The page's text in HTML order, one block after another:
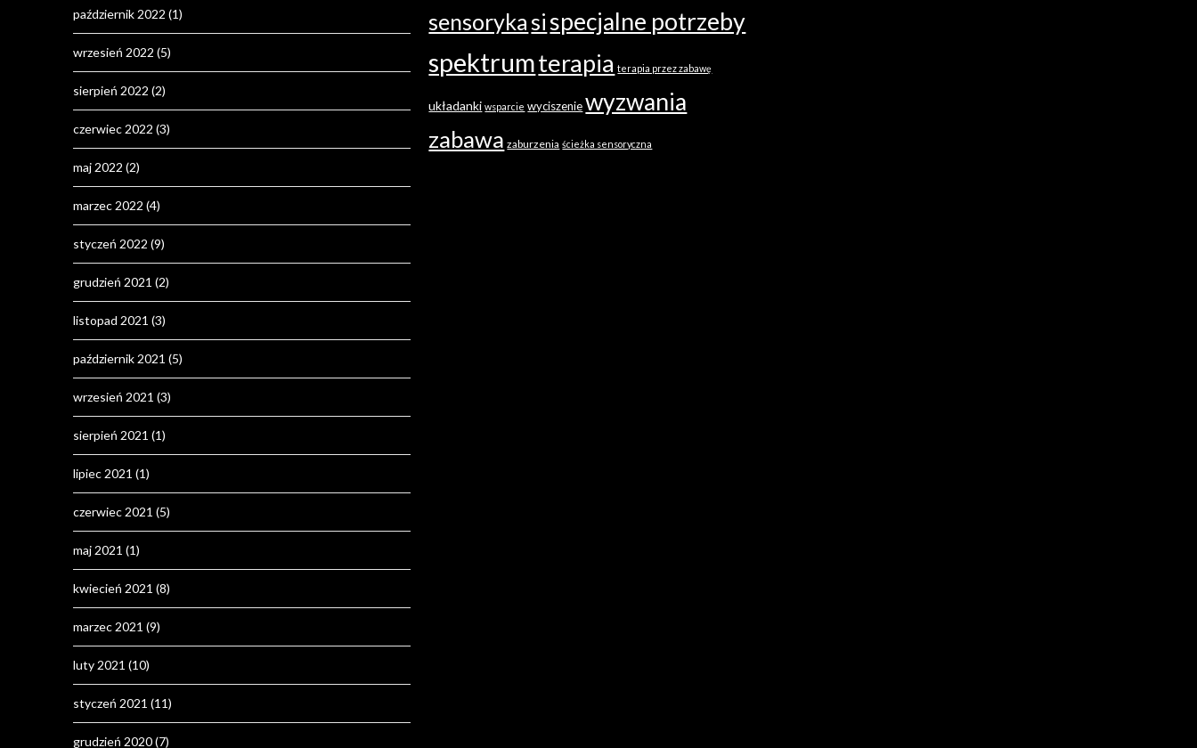
październik 2022 (1)
wrzesień 2022 (5)
sierpień 2022 (2)
czerwiec 2022 (3)
maj 2022 (2)
marzec 2022 (4)
styczeń 2022 (9)
grudzień 2021 (2)
listopad 2021 (3)
październik 2021 (5)
wrzesień 2021 (3)
sierpień 2021 (1)
lipiec 2021 (1)
czerwiec 2021 (5)
maj 2021 (1)
kwiecień 2021 (8)
marzec 2021 (9)
luty 2021 (10)
styczeń 2021 (11)
grudzień 2020(7)
sensorykasispecjalne potrzeby
spektrumterapia terapia przez zabawę
układanki wsparcie wyciszenie wyzwania
zabawa zaburzenia ścieżka sensoryczna